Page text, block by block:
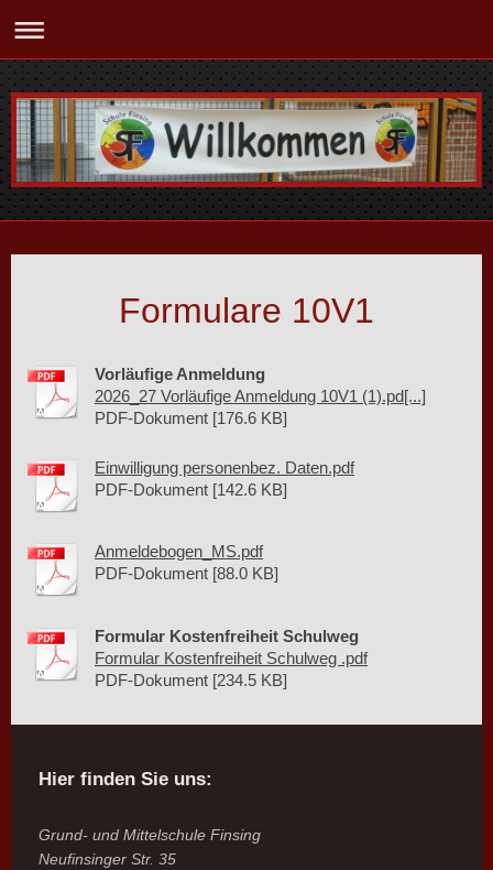
Formulare 10V1
Vorläufige Anmeldung
2026_27 Vorläufige Anmeldung 10V1 (1).pd[...]
PDF-Dokument [176.6 KB]
Einwilligung personenbez. Daten.pdf
PDF-Dokument [142.6 KB]
Anmeldebogen_MS.pdf
PDF-Dokument [88.0 KB]
Formular Kostenfreiheit Schulweg
Formular Kostenfreiheit Schulweg .pdf
PDF-Dokument [234.5 KB]
Hier finden Sie uns:
Grund- und Mittelschule Finsing
Neufinsinger Str. 35